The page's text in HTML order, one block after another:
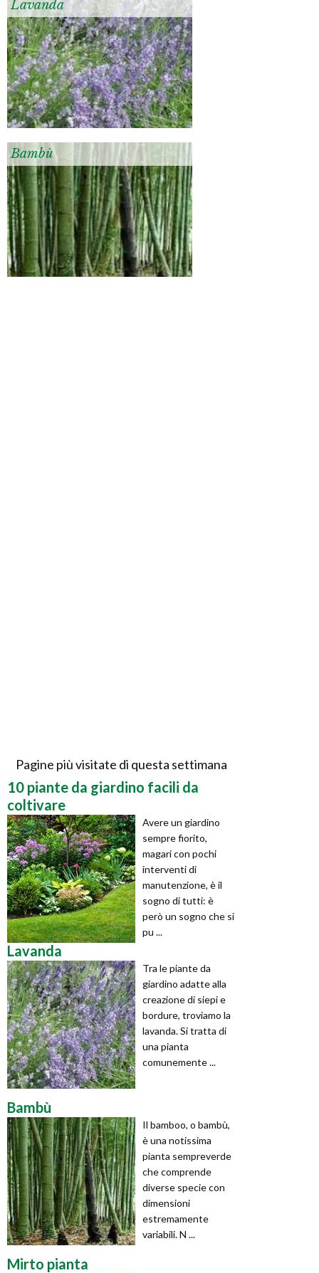
Lavanda
Bambù
Pagine più visitate di questa settimana
10 piante da giardino facili da
coltivare
Avere un giardino
sempre fiorito,
magari con pochi
interventi di
manutenzione, è il
sogno di tutti: è
però un sogno che si
pu ...
Lavanda
Tra le piante da
giardino adatte alla
creazione di siepi e
bordure, troviamo la
lavanda. Si tratta di
una pianta
comunemente ...
Bambù
Il bamboo, o bambù,
è una notissima
pianta sempreverde
che comprende
diverse specie con
dimensioni
estremamente
variabili. N ...
Mirto pianta